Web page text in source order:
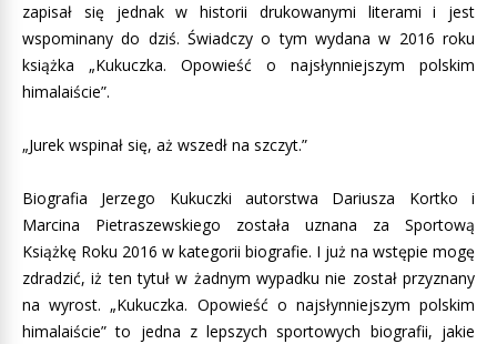
zapisał się jednak w historii drukowanymi literami i jest
wspominany do dziś. Świadczy o tym wydana w 2016 roku
książka „Kukuczka. Opowieść o najsłynniejszym polskim
himalaiście”.
„Jurek wspinał się, aż wszedł na szczyt.”
Biografia Jerzego Kukuczki autorstwa Dariusza Kortko i
Marcina Pietraszewskiego została uznana za Sportową
Książkę Roku 2016 w kategorii biografie. I już na wstępie mogę
zdradzić, iż ten tytuł w żadnym wypadku nie został przyznany
na wyrost. „Kukuczka. Opowieść o najsłynniejszym polskim
himalaiście” to jedna z lepszych sportowych biografii, jakie